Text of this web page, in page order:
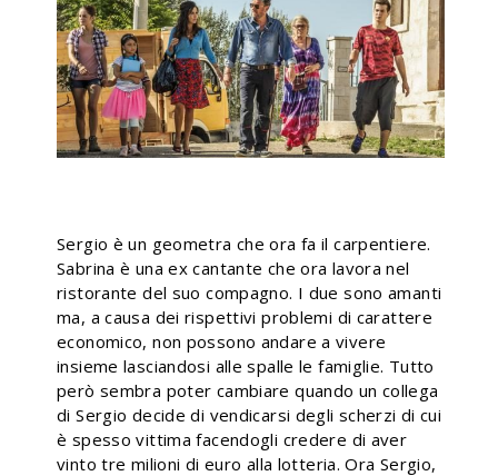
Sergio è un geometra che ora fa il carpentiere.
Sabrina è una ex cantante che ora lavora nel
ristorante del suo compagno. I due sono amanti
ma, a causa dei rispettivi problemi di carattere
economico, non possono andare a vivere
insieme lasciandosi alle spalle le famiglie. Tutto
però sembra poter cambiare quando un collega
di Sergio decide di vendicarsi degli scherzi di cui
è spesso vittima facendogli credere di aver
vinto tre milioni di euro alla lotteria. Ora Sergio,